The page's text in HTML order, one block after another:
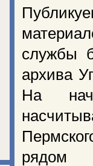
службы
архива
На